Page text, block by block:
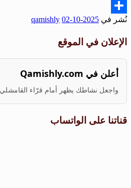
Email
Share
نُشر في 2025-10-02
qamishly
الإعلان في الموقع
أعلن في Qamishly.com
واجعل نشاطك يظهر أمام قرّاء
قناتنا على الواتساب